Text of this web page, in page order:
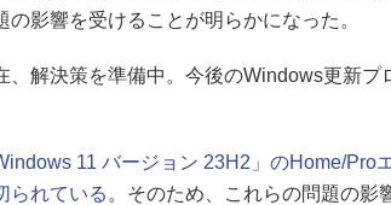
の影響を受けることが明らかになった。
解決策を準備中。今後のWindows更新プ
11 バージョン 23H2」のHome/Pro
られている 。そのため、これらの問題の影